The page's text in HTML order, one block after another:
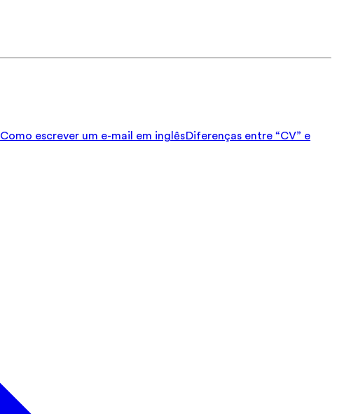
Como escrever um e-mail em inglêsDiferenças entre “CV” e